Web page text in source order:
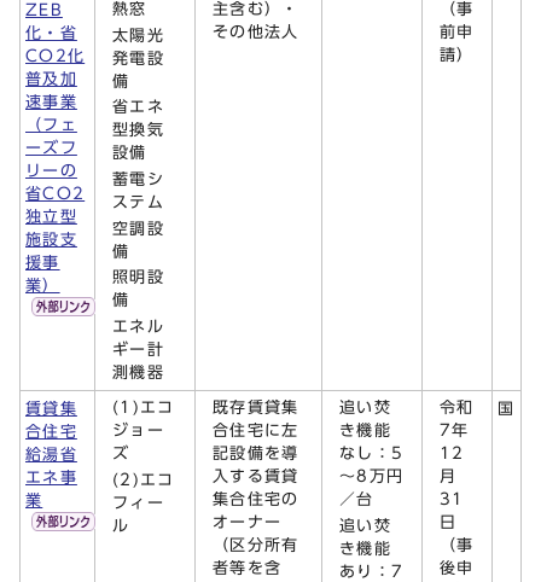
ZEB
化・省
CO2化
普及加
速事業
（フェ
ーズフ
リーの
省CO2
独立型
施設支
援事
業）
熱窓
太陽光
発電設
備
省エネ
型換気
設備
蓄電シ
ステム
空調設
備
照明設
備
エネル
ギー計
測機器
主含む）・
その他法人
（事
前申
請）
賃貸集
合住宅
給湯省
エネ事
業
(1)エコ
ジョー
ズ
(2)エコ
フィー
ル
既存賃貸集
合住宅に左
記設備を導
入する賃貸
集合住宅の
オーナー
（区分所有
者等を含
追い焚
き機能
なし：5
～8万円
／台
追い焚
き機能
あり：7
令和
7年
12
月
31
日
（事
後申
国